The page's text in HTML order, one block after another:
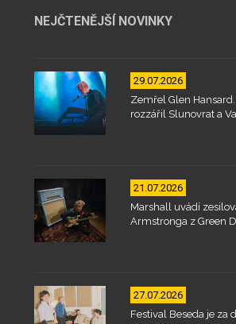
NEJČTENĚJŠÍ NOVINKY
29.07.2026
Zemřel Glen
rozzářil Slunovrat a
21.07.2026
Marshall uvádí
Armstronga z Green
27.07.2026
Festival Beseda je za